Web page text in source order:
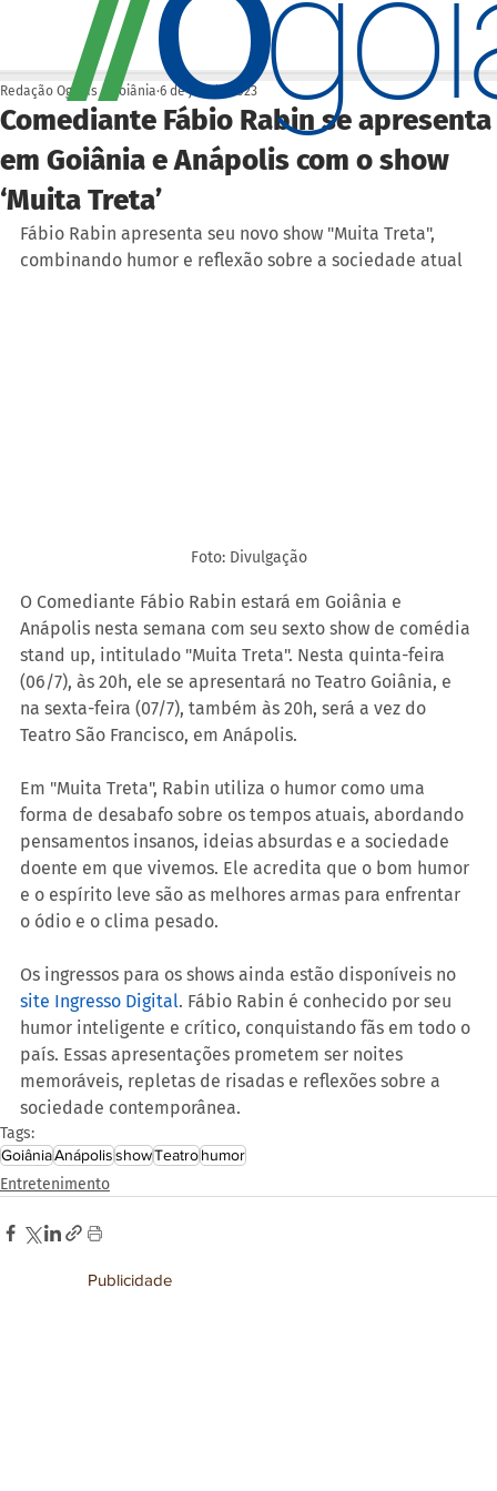
Comediante Fábio Rabin se apresenta
em Goiânia e Anápolis com o show
‘Muita Treta’
Redação Ogoiás | Goiânia 6 de jul. de 2023
Fábio Rabin apresenta seu novo show "Muita Treta",
combinando humor e reflexão sobre a sociedade atual
Foto: Divulgação
O Comediante Fábio Rabin estará em Goiânia e
Anápolis nesta semana com seu sexto show de comédia
stand up, intitulado "Muita Treta". Nesta quinta-feira
(06/7), às 20h, ele se apresentará no Teatro Goiânia, e
na sexta-feira (07/7), também às 20h, será a vez do
Teatro São Francisco, em Anápolis.
Em "Muita Treta", Rabin utiliza o humor como uma
forma de desabafo sobre os tempos atuais, abordando
pensamentos insanos, ideias absurdas e a sociedade
doente em que vivemos. Ele acredita que o bom humor
e o espírito leve são as melhores armas para enfrentar
o ódio e o clima pesado.
Os ingressos para os shows ainda estão disponíveis no
site Ingresso Digital. Fábio Rabin é conhecido por seu
humor inteligente e crítico, conquistando fãs em todo o
país. Essas apresentações prometem ser noites
memoráveis, repletas de risadas e reflexões sobre a
sociedade contemporânea.
Tags:
GoiâniaAnápolisshowTeatrohumor
Entretenimento
Publicidade